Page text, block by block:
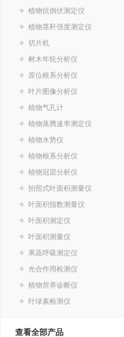
植物抗倒伏测定仪
植物茎秆强度测定仪
切片机
树木年轮分析仪
原位根系分析仪
叶片图像分析仪
植物气孔计
植物蒸腾速率测定仪
植物水势仪
植物根系分析仪
植物冠层分析仪
拍照式叶面积测量仪
叶面积指数测量仪
叶面积测定仪
叶面积测量仪
果蔬呼吸测定仪
光合作用检测仪
植物营养诊断仪
叶绿素检测仪
查看全部产品